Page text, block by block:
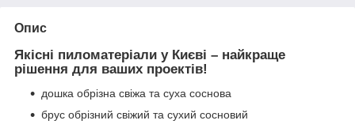
Опис
Якісні пиломатеріали у Києві – найкраще
рішення для ваших проектів!
дошка обрізна свіжа та суха соснова
брус обрізний свіжий та сухий сосновий